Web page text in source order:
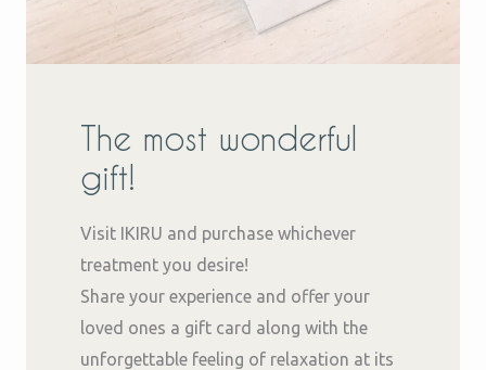
The most wonderful
gift!
Visit IKIRU and purchase whichever
treatment you desire!
Share your experience and offer your
loved ones a gift card along with the
unforgettable feeling of relaxation at its